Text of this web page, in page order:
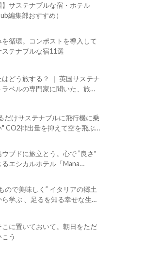
】サステナブルな宿・ホテル
編集部おすすめ）
を循環。コンポストを導入して
ステナブルな宿11選
旅する？ ｜ 英国サステナ
ラベルの専門家に聞いた、旅の
だけサステナブルに飛行機に乗
" CO2排出量を抑えて空を飛ぶ
ブドに旅立とう。心で ”良さ"
るエシカルホテル「Mana
ので美味しく” イタリアの郷土
学ぶ 、足るを知る幸せな生き
こに置いておいて。朝日をただ
こう